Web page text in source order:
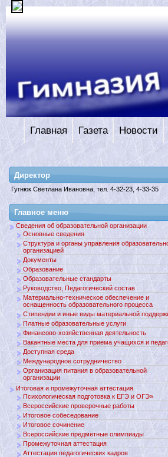
Главная Газета Новости
Директор
Гугнюк Светлана Ивановна, тел. 4-32-23, 4-33-35
Главное меню
Сведения об образовательной организации
Основные сведения
Структура и органы управления
организацией
Документы
Образование
Образовательные стандарты
Руководство, Педагогический состав
Материально-техническое обеспечение и
оснащенность образовательного процесса
Стипендии и иные виды материальной
Платные образовательные услуги
Финансово-хозяйственная деятельность
Вакантные места для приема учащихся и
Доступная среда
Международное сотрудничество
Организация питания в образовательной
организации
Итоговая и промежуточная аттестация
Психологическая подготовка к ЕГЭ и ОГЭ»
Всероссийские проверочные работы
Итоговое собеседование
Итоговое сочинение
Всероссийские предметные олимпиады
Промежуточная аттестация
Аттестация педагогических кадров